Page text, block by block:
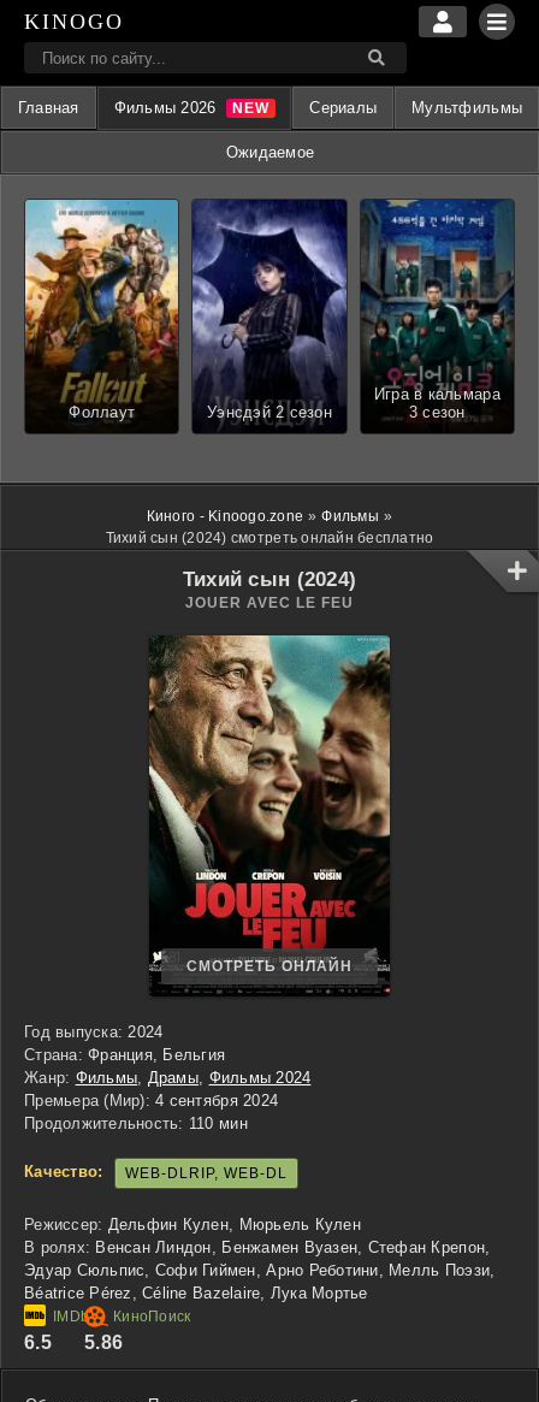
KINOGO
Главная Фильмы 2026 Сериалы Мультфильмы
Ожидаемое
Фоллаут Уэнсдэй 2 сезон
Игра в кальмара
3 сезон
Киного - Kinoogo.zone » Фильмы »
Тихий сын (2024) смотреть онлайн бесплатно
Тихий сын (2024)
JOUER AVEC LE FEU
СМОТРЕТЬ ОНЛАЙН
Год выпуска: 2024
Страна: Франция, Бельгия
Жанр: Фильмы Драмы, Фильмы 2024
Премьера (Мир): 4 сентября 2024
Продолжительность: 110 мин
Качество: WEB-DLRIP, WEB-DL
Режиссер: Дельфин Кулен, Мюрьель Кулен
В ролях: Венсан Линдон, Бенжамен Вуазен, Стефан Крепон,
Эдуар Сюльпис, Софи Гиймен, Арно Реботини, Мелль Поэзи,
Béatrice Pérez, Céline Bazelaire, Лука Мортье
6.5 5.86